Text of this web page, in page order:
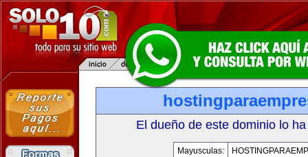
El dueño de este dominio lo
Mayusculas: